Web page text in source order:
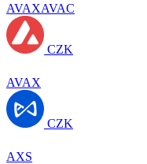
AVAXAVAC
CZK
AVAX
CZK
AXS